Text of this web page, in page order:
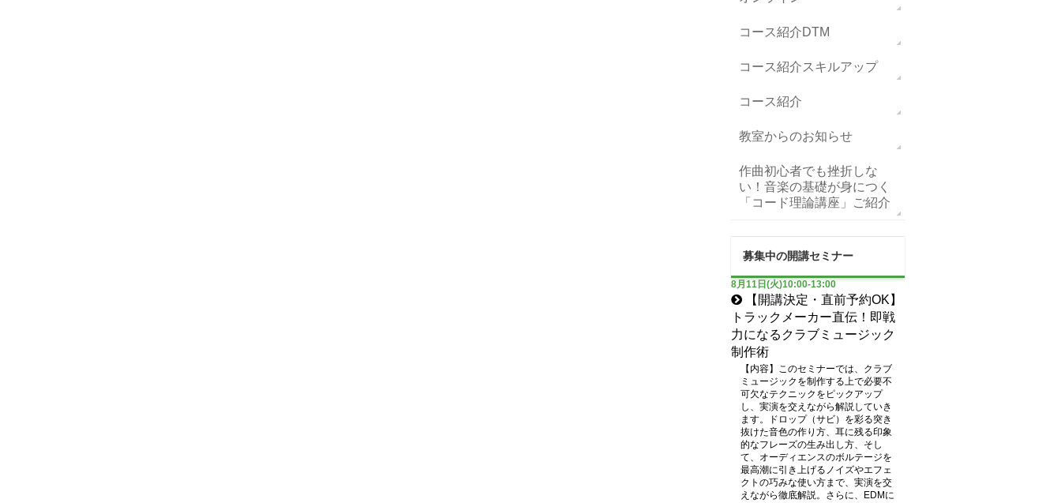
コース紹介DTM
コース紹介スキルアップ
コース紹介
教室からのお知らせ
作曲初心者でも挫折しな
い！音楽の基礎が身につく
「コード理論講座」ご紹介
募集中の開講セミナー
8月11日(火)10:00-13:00
【開講決定・直前予約OK】
トラックメーカー直伝！即戦
力になるクラブミュージック
制作術
【内容】このセミナーでは、クラブ
ミュージックを制作する上で必要不
可欠なテクニックをピックアップ
し、実演を交えながら解説していき
ます。ドロップ（サビ）を彩る突き
抜けた音色の作り方、耳に残る印象
的なフレーズの生み出し方、そし
て、オーディエンスのボルテージを
最高潮に引き上げるノイズやエフェ
クトの巧みな使い方まで、実演を交
えながら徹底解説。さらに、EDMに